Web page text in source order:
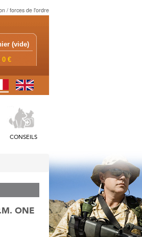
/ forces de l'ordre
(vide)
0 €
CONSEILS
ONE